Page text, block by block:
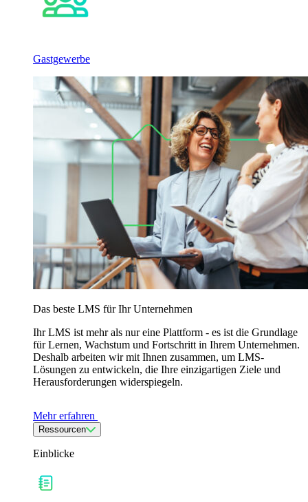
Gastgewerbe
Das beste LMS für Ihr Unternehmen
Ihr LMS ist mehr als nur eine Plattform - es ist die Grundlage
für Lernen, Wachstum und Fortschritt in Ihrem Unternehmen.
Deshalb arbeiten wir mit Ihnen zusammen, um LMS-
Lösungen zu entwickeln, die Ihre einzigartigen Ziele und
Herausforderungen widerspiegeln.
Mehr erfahren
Ressourcen
Einblicke